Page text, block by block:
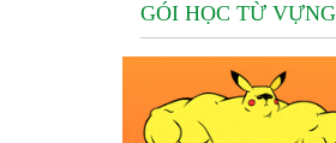
GÓI HỌC TỪ